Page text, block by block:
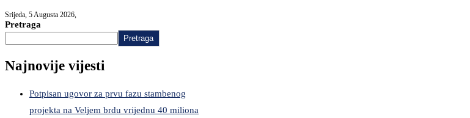
Srijeda, 5 Augusta 2026,
Pretraga
Pretraga
Najnovije vijesti
Potpisan ugovor za prvu fazu stambenog
projekta na Veljem brdu vrijednu 40 miliona